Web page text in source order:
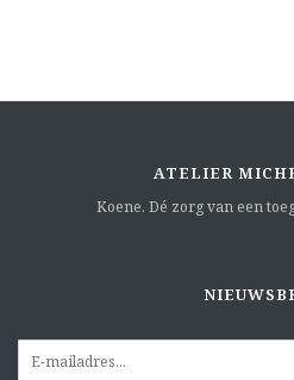
ATELIER
Koene. Dé zorg van een